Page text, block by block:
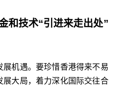
和技术“引进来走出处”
机遇。要珍惜香港得来不易
大局，着力深化国际交往合